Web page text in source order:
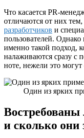
Что касается PR-
отличаются от них тем,
разработчиков и
пользователей. Однако
именно такой подход,
налаживаются сразу с
ноте, нежели это
Один из ярких
Востребованы
и сколько они